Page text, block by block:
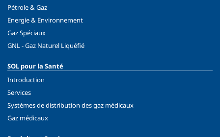
Pétrole & Gaz
Energie & Environnement
Gaz Spéciaux
GNL - Gaz Naturel Liquéfié
SOL pour la Santé
Introduction
Services
Systèmes de distribution des gaz médicaux
Gaz médicaux